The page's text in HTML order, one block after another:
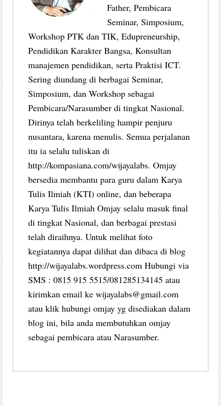
Father, Pembicara
Seminar, Simposium,
Workshop PTK dan TIK, Edupreneurship,
Pendidikan Karakter Bangsa, Konsultan
manajemen pendidikan, serta Praktisi ICT.
Sering diundang di berbagai Seminar,
Simposium, dan Workshop sebagai
Pembicara/Narasumber di tingkat Nasional.
Dirinya telah berkeliling hampir penjuru
nusantara, karena menulis. Semua perjalanan
itu ia selalu tuliskan di
http://kompasiana.com/wijayalabs. Omjay
bersedia membantu para guru dalam Karya
Tulis Ilmiah (KTI) online, dan beberapa
Karya Tulis Ilmiah Omjay selalu masuk final
di tingkat Nasional, dan berbagai prestasi
telah diraihnya. Untuk melihat foto
kegiatannya dapat dilihat dan dibaca di blog
http://wijayalabs.wordpress.com Hubungi via
SMS : 0815 915 5515/081285134145 atau
kirimkan email ke wijayalabs@gmail.com
atau klik hubungi omjay yg disediakan dalam
blog ini, bila anda membutuhkan omjay
sebagai pembicara atau Narasumber.